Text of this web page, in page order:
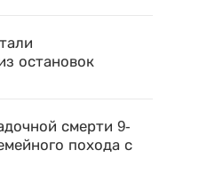
остановок
смерти 9-
похода с